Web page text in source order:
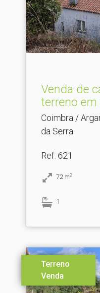
Venda de
terreno
re.​..
Coimbra /
da Serra
Ref: 621
72 m2
1
Terreno
Venda